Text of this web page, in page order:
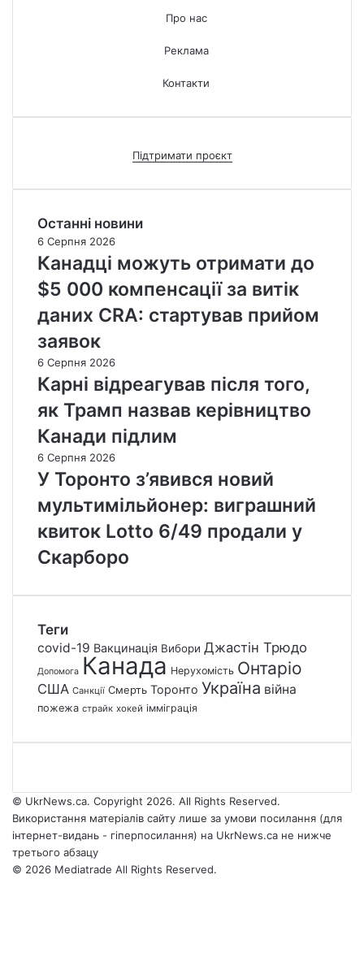
Про нас
Реклама
Контакти
Підтримати проєкт
Останні новини
6 Серпня 2026
Канадці можуть отримати до
$5 000 компенсації за витік
даних CRA: стартував прийом
заявок
6 Серпня 2026
Карні відреагував після того,
як Трамп назвав керівництво
Канади підлим
6 Серпня 2026
У Торонто з’явився новий
мультимільйонер: виграшний
квиток Lotto 6/49 продали у
Скарборо
Теги
covid-19 Вакцинація Вибори Джастін Трюдо
Допомога Канада Нерухомість Онтаріо
США Санкції Смерть Торонто Україна війна
пожежа страйк хокей імміграція
© UkrNews.ca. Copyright 2026. All Rights Reserved.
Використання матеріалів сайту лише за умови посилання (для
інтернет-видань - гіперпосилання) на UkrNews.ca не нижче
третього абзацу
© 2026 Mediatrade All Rights Reserved.